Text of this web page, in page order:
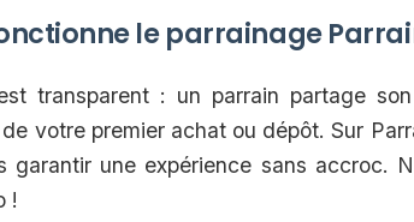
le parrainage
transparent : un parrain partage
votre premier achat ou dépôt. Sur
garantir une expérience sans accroc.
!